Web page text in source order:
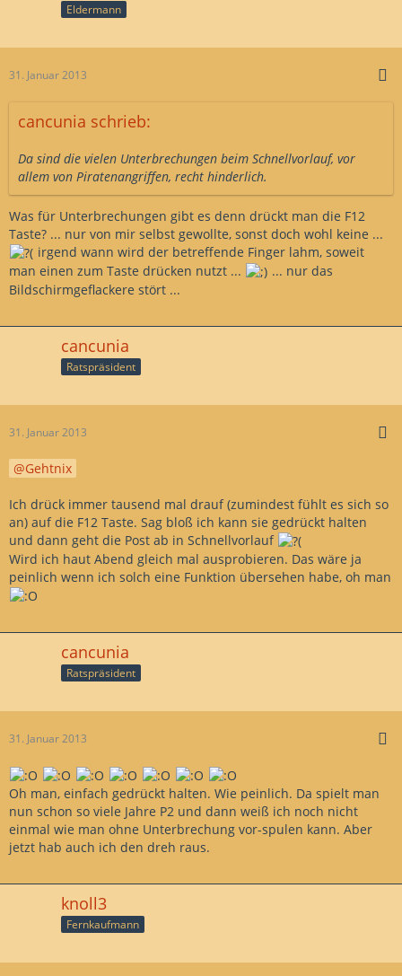
Eldermann
31. Januar 2013
cancunia schrieb:
Da sind die vielen Unterbrechungen beim Schnellvorlauf, vor
allem von Piratenangriffen, recht hinderlich.
Was für Unterbrechungen gibt es denn drückt man die F12
Taste? ... nur von mir selbst gewollte, sonst doch wohl keine ...
irgend wann wird der betreffende Finger lahm, soweit
man einen zum Taste drücken nutzt ...
... nur das
Bildschirmgeflackere stört ...
cancunia
Ratspräsident
31. Januar 2013
Gehtnix
Ich drück immer tausend mal drauf (zumindest fühlt es sich so
an) auf die F12 Taste. Sag bloß ich kann sie gedrückt halten
und dann geht die Post ab in Schnellvorlauf
Wird ich haut Abend gleich mal ausprobieren. Das wäre ja
peinlich wenn ich solch eine Funktion übersehen habe, oh man
cancunia
Ratspräsident
31. Januar 2013
Oh man, einfach gedrückt halten. Wie peinlich. Da spielt man
nun schon so viele Jahre P2 und dann weiß ich noch nicht
einmal wie man ohne Unterbrechung vor-spulen kann. Aber
jetzt hab auch ich den dreh raus.
knoll3
Fernkaufmann